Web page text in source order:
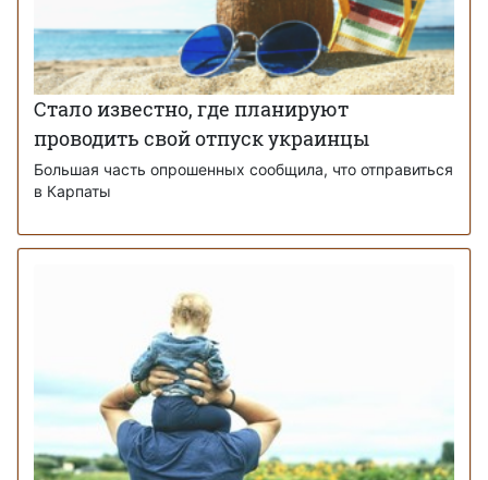
Стало известно, где планируют
проводить свой отпуск украинцы
Большая часть опрошенных сообщила, что отправиться
в Карпаты